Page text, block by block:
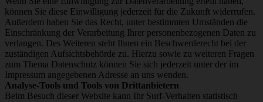
können Sie diese Einwilligung jederzeit für die Zukunft widerrufen.
Außerdem haben Sie das Recht, unter bestimmten Umständen die
Einschränkung der Verarbeitung Ihrer personenbezogenen Daten zu
verlangen. Des Weiteren steht Ihnen ein Beschwerderecht bei der
zuständigen Aufsichtsbehörde zu. Hierzu sowie zu weiteren Fragen
zum Thema Datenschutz können Sie sich jederzeit unter der im
Impressum angegebenen Adresse an uns wenden.
Analyse-Tools und Tools von Drittanbietern
Beim Besuch dieser Website kann Ihr Surf-Verhalten statistisch